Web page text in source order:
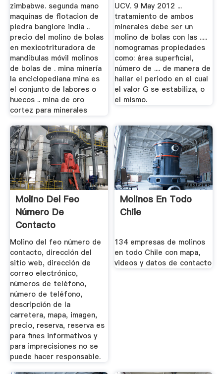
zimbabwe. segunda mano
maquinas de flotacion de
piedra banglore india ..
precio del molino de bolas
en mexicotrituradora de
mandíbulas móvil molinos
de bolas de . mina minería
la enciclopediana mina es
el conjunto de labores o
huecos .. mina de oro
cortez para minerales
UCV. 9 May 2012 ...
tratamiento de ambos
minerales debe ser un
molino de bolas con las .....
nomogramas propiedades
como: área superficial,
número de .... de manera de
hallar el periodo en el cual
el valor G se estabiliza, o
el mismo.
Molino Del Feo
Número De
Contacto
Molino del feo número de
contacto, dirección del
sitio web, dirección de
correo electrónico,
números de teléfono,
número de teléfono,
descripción de la
carretera, mapa, imagen,
precio, reserva, reserva es
para fines informativos y
para imprecisiones no se
puede hacer responsable.
Molinos En Todo
Chile
134 empresas de molinos
en todo Chile con mapa,
videos y datos de contacto